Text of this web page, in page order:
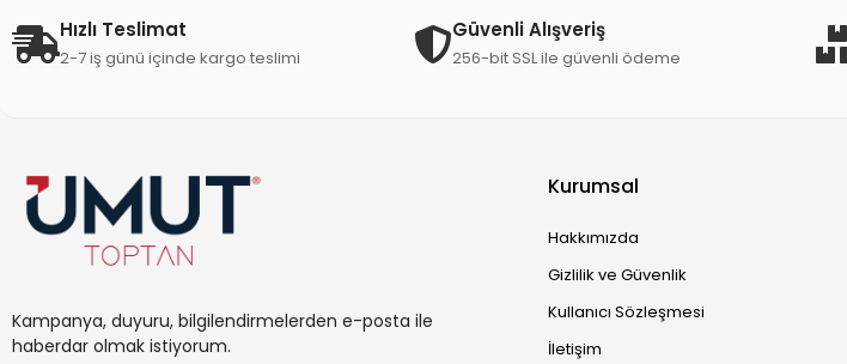
Hızlı Teslimat
2-7 iş günü içinde kargo teslimi
Güvenli Alışveriş
256-bit SSL ile güvenli ödeme
Kampanya, duyuru, bilgilendirmelerden e-posta ile
haberdar olmak istiyorum.
Kurumsal
Hakkımızda
Gizlilik ve Güvenlik
Kullanıcı Sözleşmesi
İletişim